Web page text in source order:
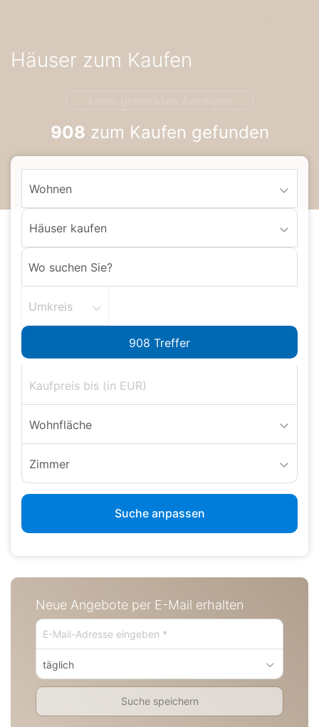
zur
Navigation
Häuser zum Kaufen
908 zum Kaufen gefunden
Wohnen
Häuser kaufen
Umkreis
Wohnfläche
Zimmer
Suche anpassen
Neue Angebote per E-Mail erhalten
täglich
Suche speichern